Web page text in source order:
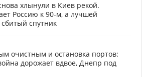
хлынули в Киев рекой.
Россию к 90-м, а лучшей
спутник
очистным и остановка портов:
дорожает вдвое, Днепр под